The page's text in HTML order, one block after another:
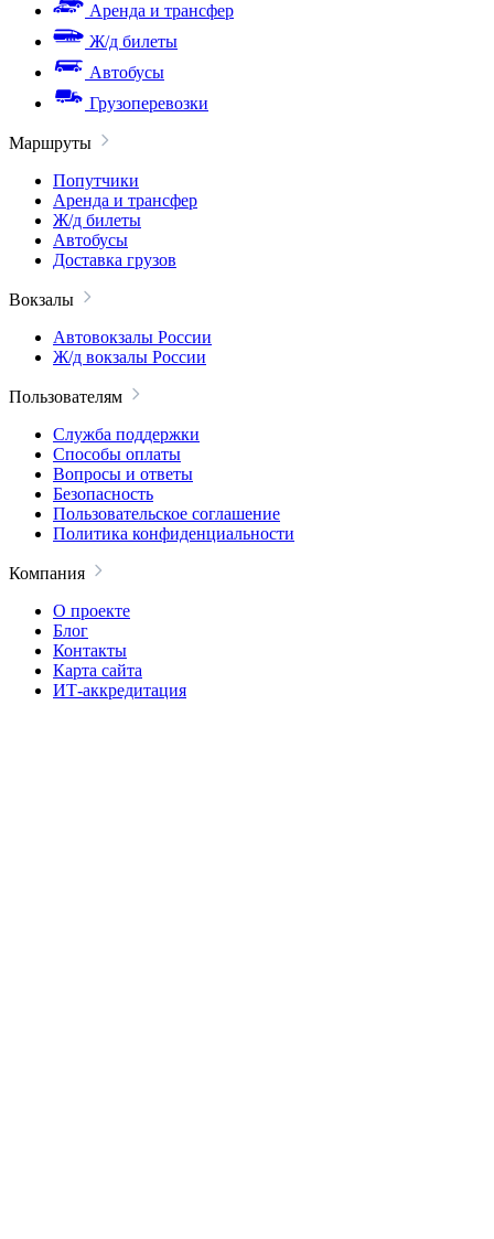
Аренда и трансфер
Ж/д билеты
Автобусы
Грузоперевозки
Маршруты
Попутчики
Аренда и трансфер
Ж/д билеты
Автобусы
Доставка грузов
Вокзалы
Автовокзалы России
Ж/д вокзалы России
Пользователям
Служба поддержки
Способы оплаты
Вопросы и ответы
Безопасность
Пользовательское соглашение
Политика конфиденциальности
Компания
О проекте
Блог
Контакты
Карта сайта
ИТ-аккредитация